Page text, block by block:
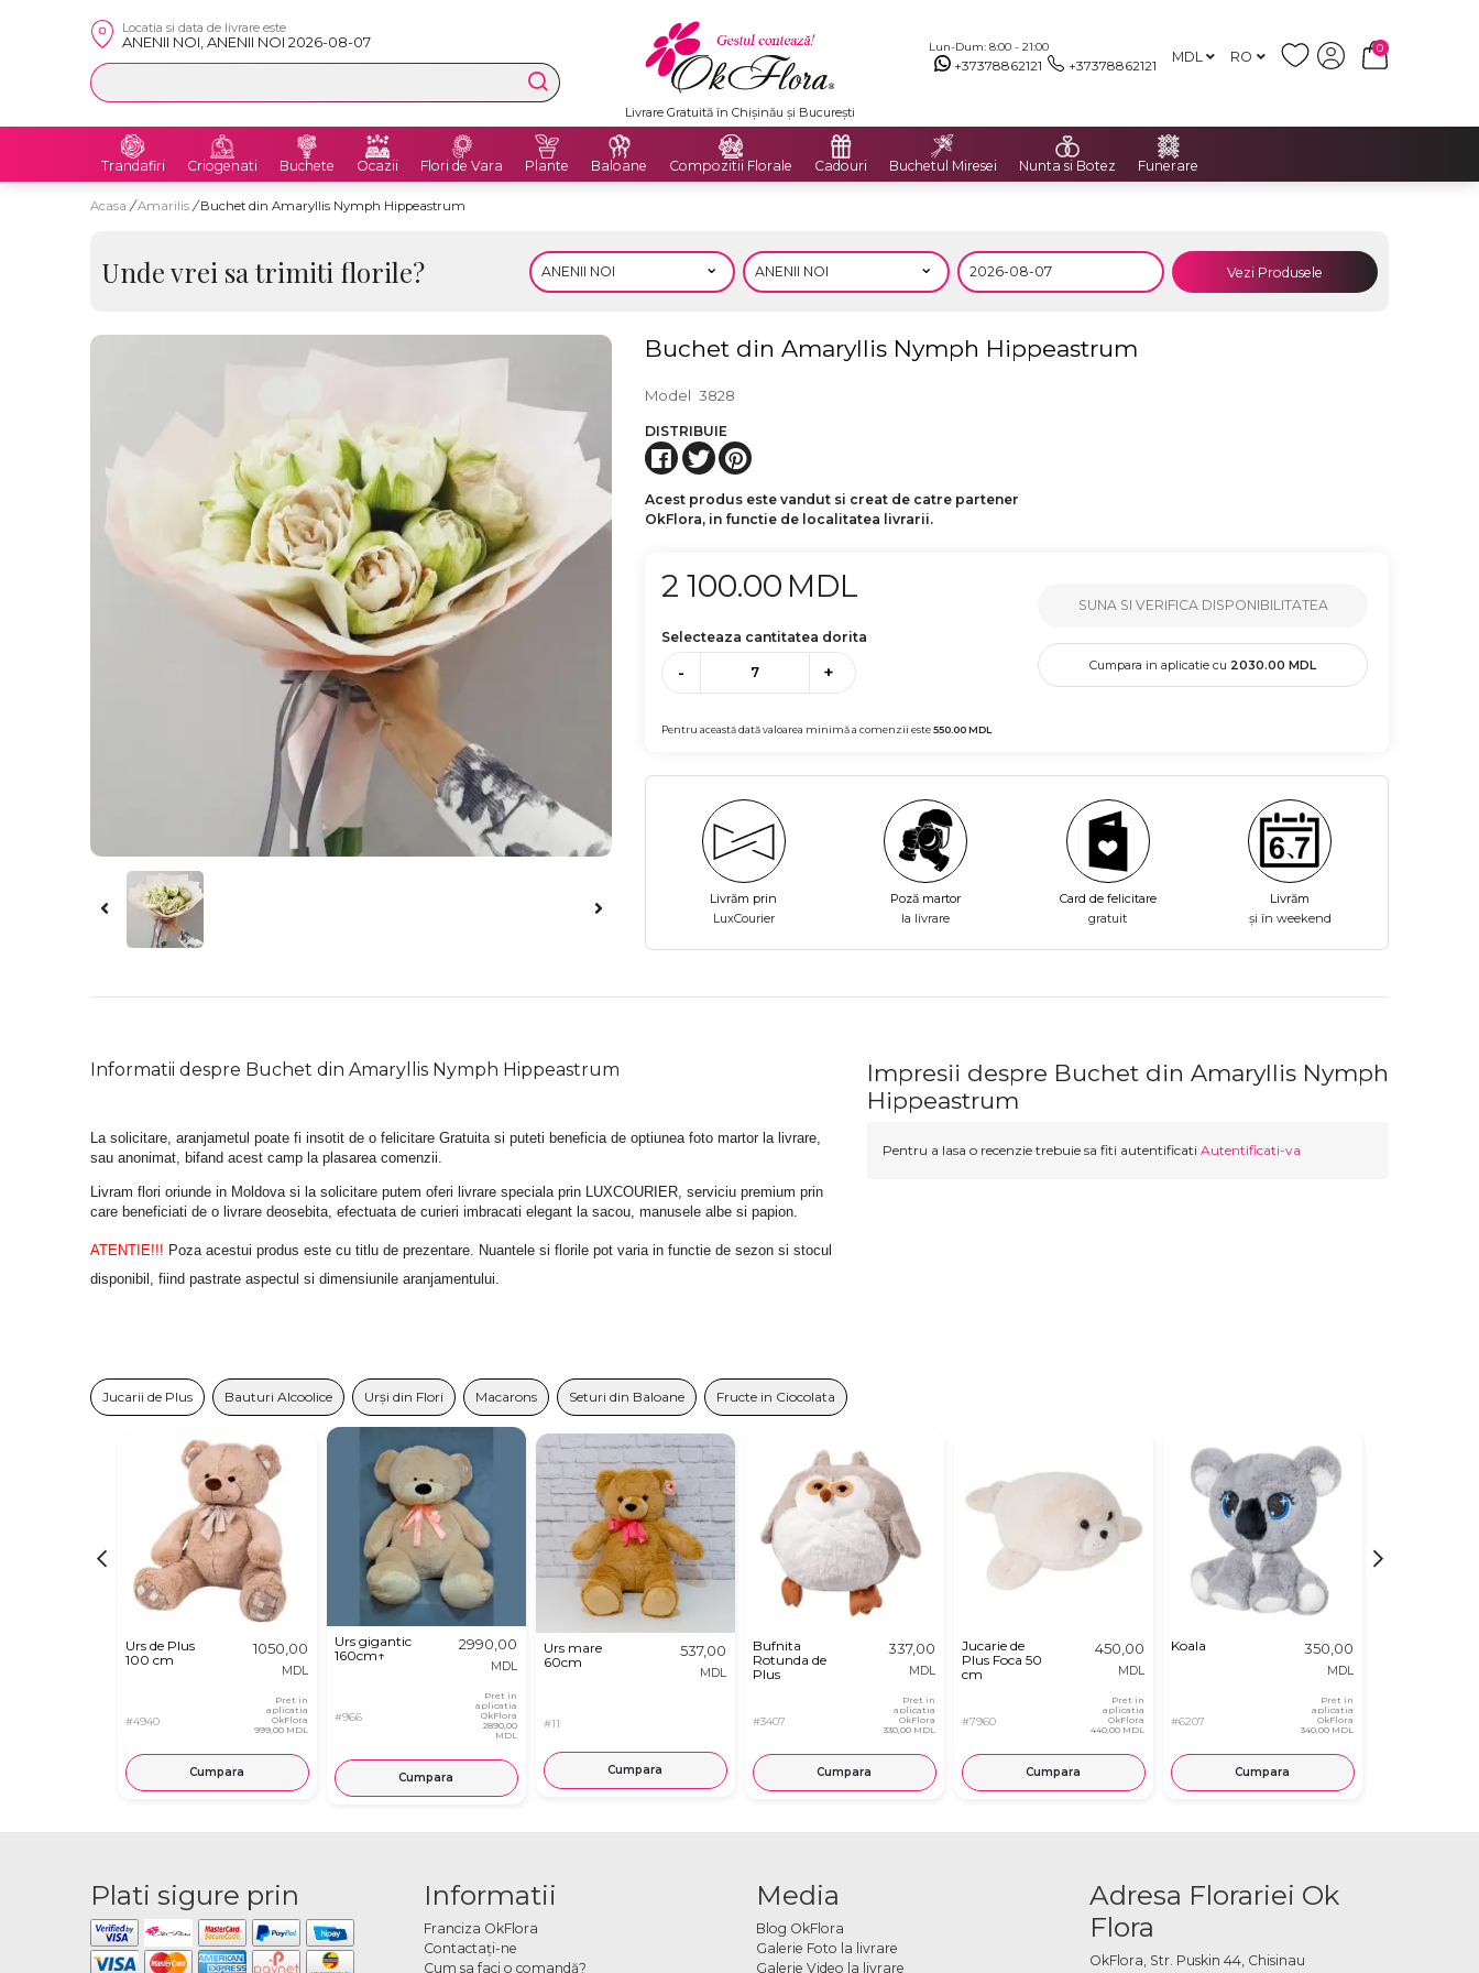
Locatia si data de livrare este
ANENII NOI, ANENII NOI 2026-08-07 Lun-Dum: 8:00 - 21:00
+37378862121 +37378862121 MDL RO
0
Premium Delivery Flowers
Trandafiri Criogenati Buchete Ocazii Flori de Vara Plante Baloane Compozitii Florale Cadouri Buchetul Miresei Nunta si Botez Funerare
Acasa / Amarilis / Buchet din Amaryllis Nymph Hippeastrum
Unde vrei sa trimiti florile? Vezi Produsele
Buchet din Amaryllis Nymph Hippeastrum
Model 3828
DISTRIBUIE
Acest produs este vandut si creat de catre partener
OkFlora, in functie de localitatea livrarii.
2 100.00 MDL
Selecteaza cantitatea dorita
- +
Pentru această dată valoarea minimă a comenzii este550.00MDL
SUNA SI VERIFICA DISPONIBILITATEA
Cumpara in aplicatie cu 2030.00 MDL
Livrăm prin
LuxCourier
Poză martor
la livrare
Card de felicitare
gratuit
Livrăm
și în weekend
Informatii despre Buchet din Amaryllis Nymph Hippeastrum
La solicitare, aranjametul poate fi insotit de o felicitare Gratuita si puteti beneficia de optiunea foto martor la livrare,
sau anonimat, bifand acest camp la plasarea comenzii.
Livram flori oriunde in Moldova si la solicitare putem oferi livrare speciala prin LUXCOURIER, serviciu premium prin
care beneficiati de o livrare deosebita, efectuata de curieri imbracati elegant la sacou, manusele albe si papion.
ATENTIE!!! Poza acestui produs este cu titlu de prezentare. Nuantele si florile pot varia in functie de sezon si stocul
disponibil, fiind pastrate aspectul si dimensiunile aranjamentului.
Impresii despre Buchet din Amaryllis Nymph
Hippeastrum
Pentru a lasa o recenzie trebuie sa fiti autentificati Autentificati-va
Jucarii de Plus Bauturi Alcoolice Urși din Flori Macarons Seturi din Baloane Fructe in Ciocolata
Urs de Plus
100 cm
#4940
1050,00
MDL
Pret in
aplicatia
OkFlora
999,00 MDL
Cumpara
Urs gigantic
160cm↑
#966
2990,00
MDL
Pret in
aplicatia
OkFlora
2890,00
MDL
Cumpara
Urs mare
60cm
#11
537,00
MDL
Cumpara
Bufnita
Rotunda de
Plus
#3407
337,00
MDL
Pret in
aplicatia
OkFlora
330,00 MDL
Cumpara
Jucarie de
Plus Foca 50
cm
#7960
450,00
MDL
Pret in
aplicatia
OkFlora
440,00 MDL
Cumpara
Koala
#6207
350,00
MDL
Pret in
aplicatia
OkFlora
340,00 MDL
Cumpara
Plati sigure prin Informatii
Franciza OkFlora
Contactaţi-ne
Cum sa faci o comandă?
Media
Blog OkFlora
Galerie Foto la livrare
Galerie Video la livrare
Adresa Florariei Ok
Flora
OkFlora, Str. Puskin 44, Chisinau